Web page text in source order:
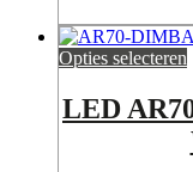
Opties selecteren
LED